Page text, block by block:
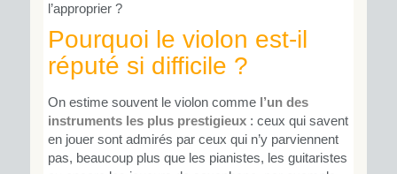
l’approprier ?
Pourquoi le violon est-il
réputé si difficile ?
On estime souvent le violon comme l’un des
instruments les plus prestigieux: ceux qui savent
en jouer sont admirés par ceux qui n’y parviennent
pas, beaucoup plus que les pianistes, les guitaristes